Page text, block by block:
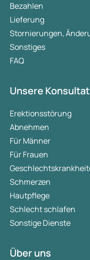
Bezahlen
Lieferung
Stornierungen,
Sonstiges
FAQ
Unsere
Erektionsstörung
Abnehmen
Für Männer
Für Frauen
Schmerzen
Hautpflege
Schlecht schlafen
Sonstige Dienste
Über uns